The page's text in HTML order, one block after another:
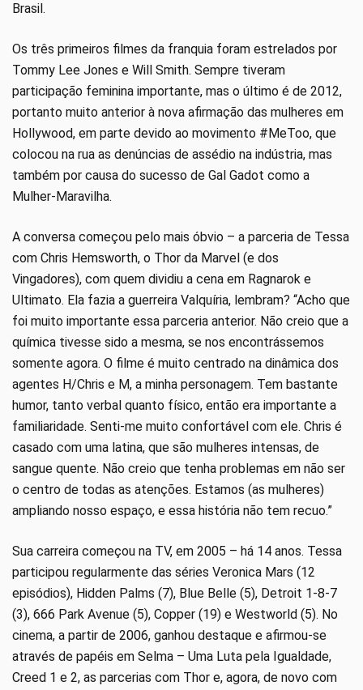
Brasil.
Os três primeiros filmes da franquia foram estrelados por
Tommy Lee Jones e Will Smith. Sempre tiveram
participação feminina importante, mas o último é de 2012,
portanto muito anterior à nova afirmação das mulheres em
Hollywood, em parte devido ao movimento #MeToo, que
colocou na rua as denúncias de assédio na indústria, mas
também por causa do sucesso de Gal Gadot como a
Mulher-Maravilha.
A conversa começou pelo mais óbvio – a parceria de Tessa
com Chris Hemsworth, o Thor da Marvel (e dos
Vingadores), com quem dividiu a cena em Ragnarok e
Ultimato. Ela fazia a guerreira Valquíria, lembram? “Acho que
foi muito importante essa parceria anterior. Não creio que a
química tivesse sido a mesma, se nos encontrássemos
somente agora. O filme é muito centrado na dinâmica dos
agentes H/Chris e M, a minha personagem. Tem bastante
humor, tanto verbal quanto físico, então era importante a
familiaridade. Senti-me muito confortável com ele. Chris é
casado com uma latina, que são mulheres intensas, de
sangue quente. Não creio que tenha problemas em não ser
o centro de todas as atenções. Estamos (as mulheres)
ampliando nosso espaço, e essa história não tem recuo.”
Sua carreira começou na TV, em 2005 – há 14 anos. Tessa
participou regularmente das séries Veronica Mars (12
episódios), Hidden Palms (7), Blue Belle (5), Detroit 1-8-7
(3), 666 Park Avenue (5), Copper (19) e Westworld (5). No
cinema, a partir de 2006, ganhou destaque e afirmou-se
através de papéis em Selma – Uma Luta pela Igualdade,
Creed 1 e 2, as parcerias com Thor e, agora, de novo com